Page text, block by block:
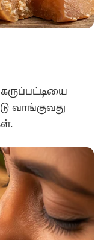
வாங்குவது